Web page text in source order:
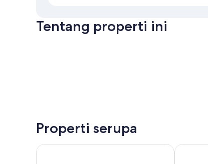
Tentang properti ini
Properti serupa
Edgewater Inn and Suites, an Ascend Quality